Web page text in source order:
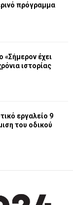
πρόγραμμα
«Σήμερον έχει
ιστορίας
εργαλείο 9
του οδικού